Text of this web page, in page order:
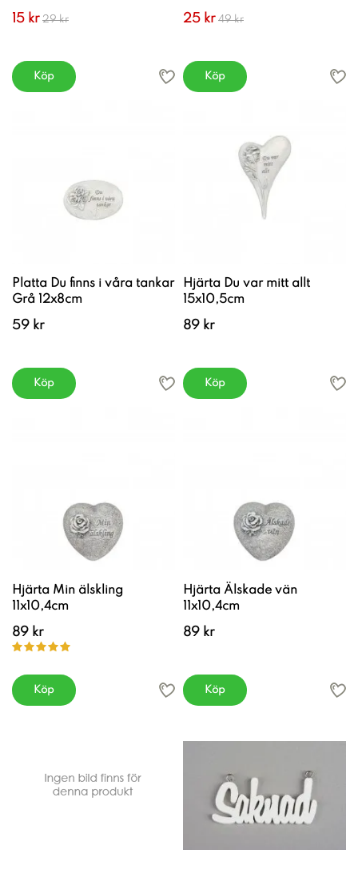
15 kr 29 kr
Köp
25 kr 49 kr
Köp
Platta Du finns i våra tankar
Grå 12x8cm
59 kr
Köp
Hjärta Du var mitt allt
15x10,5cm
89 kr
Köp
Hjärta Min älskling
11x10,4cm
89 kr
Köp
Hjärta Älskade vän
11x10,4cm
89 kr
Köp